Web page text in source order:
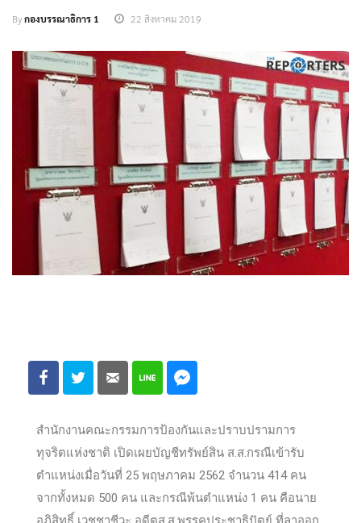
Byกองบรรณาธิการ 1 22 สิงหาคม 2019
สำนักงานคณะกรรมการป้องกันและปราบปรามการ
ทุจริตแห่งชาติ เปิดเผยบัญชีทรัพย์สิน ส.ส.กรณีเข้ารับ
ตำแหน่งเมื่อวันที่ 25 พฤษภาคม 2562 จำนวน 414 คน
จากทั้งหมด 500 คน และกรณีพ้นตำแหน่ง 1 คน คือนาย